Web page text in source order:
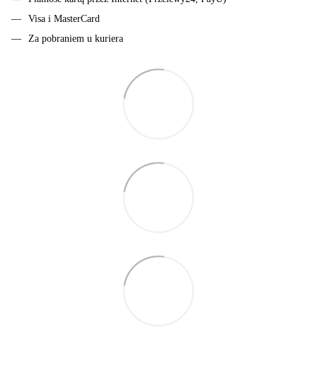
Visa i MasterCard
Za pobraniem u kuriera